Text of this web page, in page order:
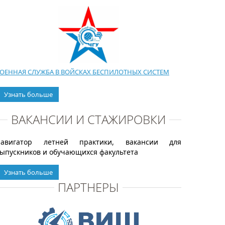
СЛУЖБА В ВОЙСКАХ БЕСПИЛОТНЫХ СИСТЕМ
Узнать больше
ВАКАНСИИ И СТАЖИРОВКИ
летней практики, вакансии для
и обучающихся факультета
Узнать больше
ПАРТНЕРЫ